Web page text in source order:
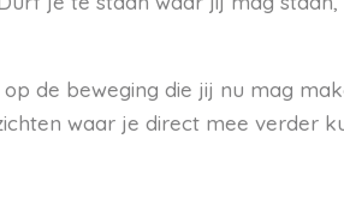
de beweging die jij nu mag
waar je direct mee verder